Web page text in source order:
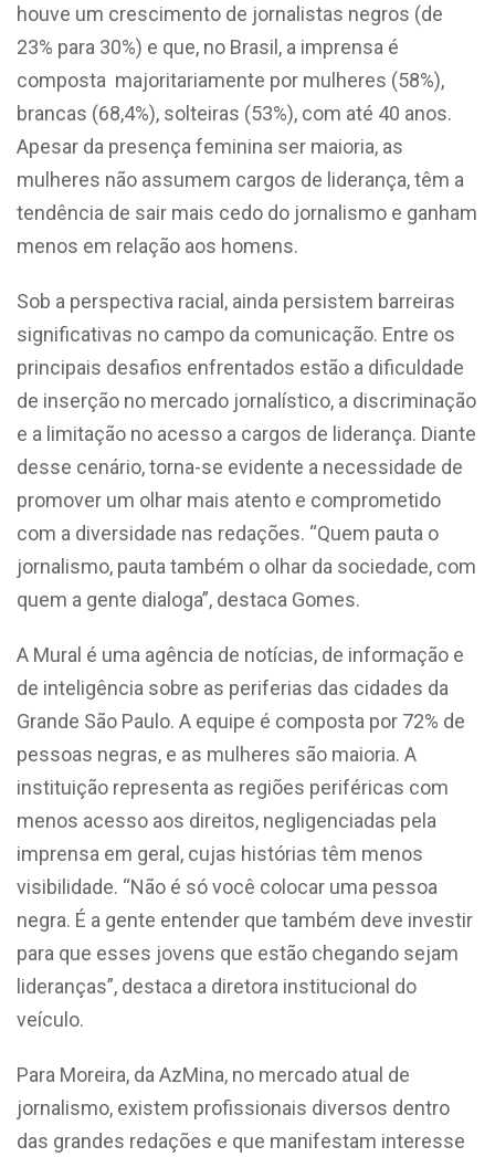
houve um crescimento de jornalistas negros (de
23% para 30%) e que, no Brasil, a imprensa é
composta majoritariamente por mulheres (58%),
brancas (68,4%), solteiras (53%), com até 40 anos.
Apesar da presença feminina ser maioria, as
mulheres não assumem cargos de liderança, têm a
tendência de sair mais cedo do jornalismo e ganham
menos em relação aos homens.
Sob a perspectiva racial, ainda persistem barreiras
significativas no campo da comunicação. Entre os
principais desafios enfrentados estão a dificuldade
de inserção no mercado jornalístico, a discriminação
e a limitação no acesso a cargos de liderança. Diante
desse cenário, torna-se evidente a necessidade de
promover um olhar mais atento e comprometido
com a diversidade nas redações. “Quem pauta o
jornalismo, pauta também o olhar da sociedade, com
quem a gente dialoga”, destaca Gomes.
A Mural é uma agência de notícias, de informação e
de inteligência sobre as periferias das cidades da
Grande São Paulo. A equipe é composta por 72% de
pessoas negras, e as mulheres são maioria. A
instituição representa as regiões periféricas com
menos acesso aos direitos, negligenciadas pela
imprensa em geral, cujas histórias têm menos
visibilidade. “Não é só você colocar uma pessoa
negra. É a gente entender que também deve investir
para que esses jovens que estão chegando sejam
lideranças”, destaca a diretora institucional do
veículo.
Para Moreira, da AzMina, no mercado atual de
jornalismo, existem profissionais diversos dentro
das grandes redações e que manifestam interesse